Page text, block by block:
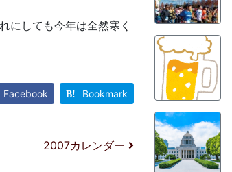
にしても今年は全然寒く
Facebook Bookmark
2007カレンダー